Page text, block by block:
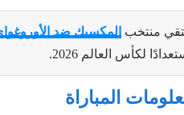
منتخب المكسيك ضد
لكأس العالم 2026.
المباراة